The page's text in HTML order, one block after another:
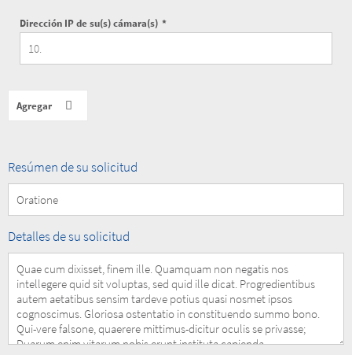
Dirección IP de su(s) cámara(s)
Summary
Request
Resúmen de su solicitud
Details
Request
Detalles de su solicitud